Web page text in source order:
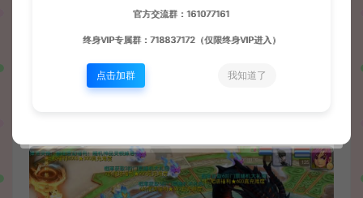
官方交流群：161077161
终身VIP专属群：718837172（仅限终身VIP进入）
点击加群 我知道了